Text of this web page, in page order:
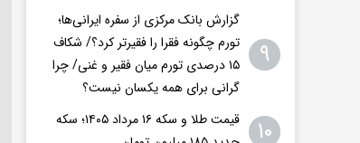
۹
گزارش بانک مرکزی از سفره ایرانی‌ها؛
تورم چگونه فقرا را فقیرتر کرد؟/ شکاف
۱۵ درصدی تورم میان فقیر و غنی/ چرا
گرانی برای همه یکسان نیست؟
۱۰
قیمت طلا و سکه ۱۶ مرداد ۱۴۰۵؛ سکه